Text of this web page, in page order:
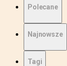
Polecane
Najnowsze
Tagi